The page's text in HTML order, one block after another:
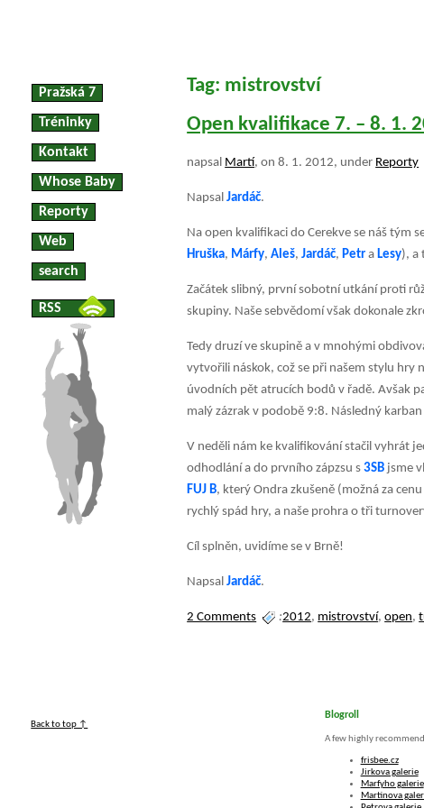
Pražská 7
Tréninky
Kontakt
Whose Baby
Reporty
Web
search
RSS
Tag: mistrovství
Open kvalifikace 7. – 8. 1.
napsal Martí, on 8. 1. 2012, under Reporty
NapsalJardáč.
Na open kvalifikaci do Cerekve se náš tým
Hruška, Márfy,Aleš,Jardáč,Petr aLesy), a
Začátek slibný, první sobotní utkání proti
skupiny. Naše sebvědomí však dokonale
Tedy druzí ve skupině a v mnohými
vytvořili náskok, což se při našem stylu hry
úvodních pět atrucích bodů v řadě. Avšak
malý zázrak v podobě 9:8. Následný
V neděli nám ke kvalifikování stačil vyhrát
odhodlání a do prvního zápzsu s3SB jsme
FUJ B, který Ondra zkušeně (možná za
rychlý spád hry, a naše prohra o tři
Cíl splněn, uvidíme se v Brně!
NapsalJardáč.
2 Comments :2012, mistrovství,open,
Back to top ↑
Blogroll
A few highly
frisbee.cz
Jirkova galerie
Marfyho galerie
Martinova